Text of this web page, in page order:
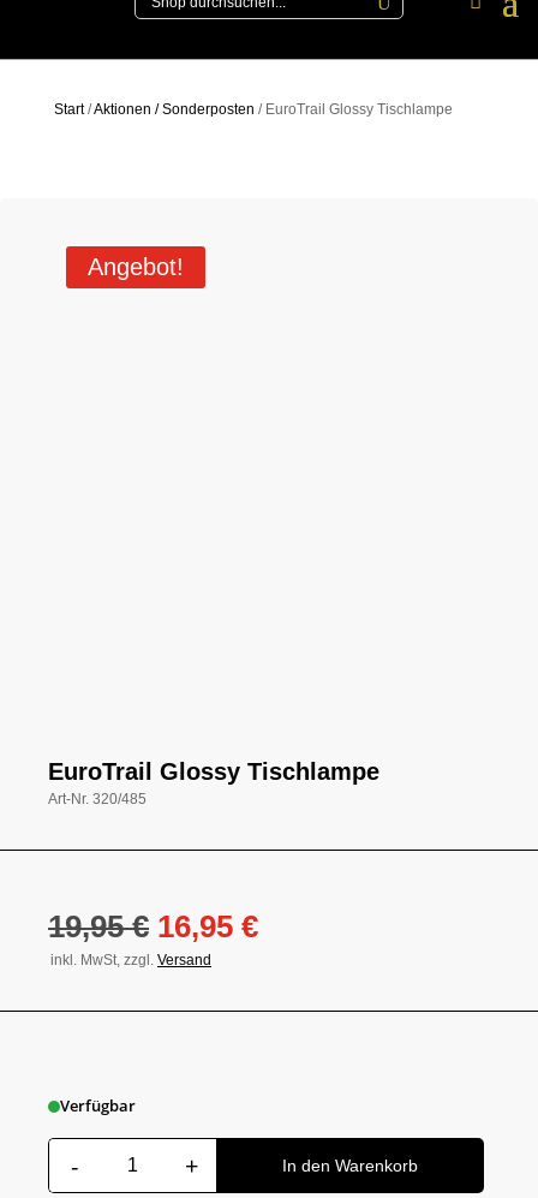
Start/Aktionen / Sonderposten / EuroTrail Glossy Tischlampe
Angebot!
EuroTrail Glossy Tischlampe
Art-Nr. 320/485
19,95€ Ursprünglicher
Preis
19,95 €
16,95 €Aktueller
16,95 €.
inkl. MwSt, zzgl. Versand
Verfügbar
- + In den Warenkorb